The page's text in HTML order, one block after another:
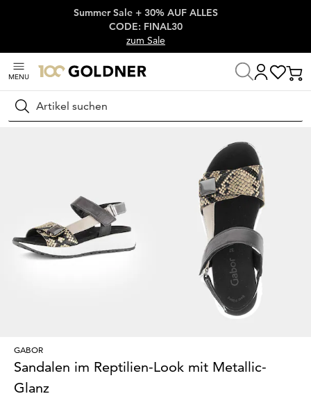
Überspringe Navigation, direkt zum Content
Summer Sale + 30% AUF ALLES
CODE: FINAL30
zum Sale
MENU
Suchen
Startseite Schuhe & Accessoires
GABOR
Sandalen im Reptilien-Look mit Metallic-
Glanz